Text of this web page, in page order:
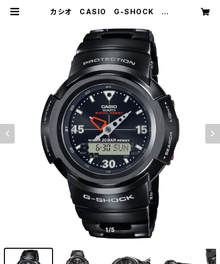
カシオ CASIO G-SHOCK ジ
AWM-500-1AJF | メガネ・時
計・宝石のお店 藤原時計舗
1/5